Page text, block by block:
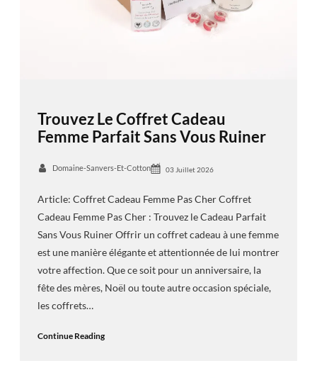
Trouvez Le Coffret Cadeau
Femme Parfait Sans Vous Ruiner
Domaine-Sanvers-Et-Cotton 03 Juillet 2026
Article: Coffret Cadeau Femme Pas Cher Coffret
Cadeau Femme Pas Cher : Trouvez le Cadeau Parfait
Sans Vous Ruiner Offrir un coffret cadeau à une femme
est une manière élégante et attentionnée de lui montrer
votre affection. Que ce soit pour un anniversaire, la
fête des mères, Noël ou toute autre occasion spéciale,
les coffrets…
Continue Reading